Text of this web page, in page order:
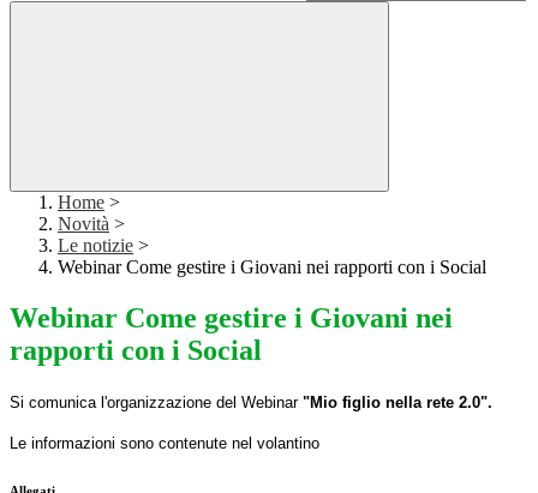
Home >
Novità >
Le notizie >
Webinar Come gestire i Giovani nei rapporti con i Social
Webinar Come gestire i Giovani nei
rapporti con i Social
Si comunica l'organizzazione del Webinar "Mio figlio nella rete 2.0".
Le informazioni sono contenute nel volantino